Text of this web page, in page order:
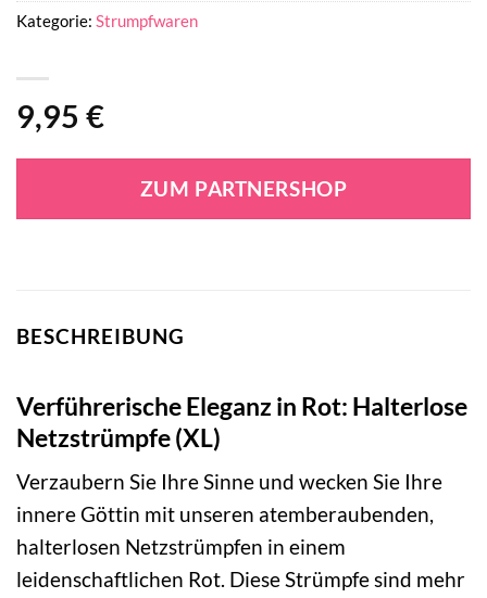
9,95 €
ZUM PARTNERSHOP
Kategorie: Strumpfwaren
BESCHREIBUNG
Verführerische Eleganz in Rot: Halterlose
Netzstrümpfe (XL)
Verzaubern Sie Ihre Sinne und wecken Sie Ihre
innere Göttin mit unseren atemberaubenden,
halterlosen Netzstrümpfen in einem
leidenschaftlichen Rot. Diese Strümpfe sind mehr